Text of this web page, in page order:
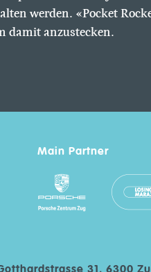
werden. «Pocket
damit anzustecken.
Main Partner